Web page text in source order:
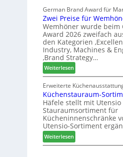
t
Z
u
k
u
n
f
t
s
t
F
ü
h
r
u
n
g
a
n
v
e
d
i
u
n
d
H
u
b
t
e
x
s
t
e
German Brand Award für
Zwei Preise für
Wemhöner wurde beim
Award 2026 zweifach
den Kategorien
Industry, Machines &
‚Brand Strategy…
Weiterlesen:
Z
w
e
i
P
r
e
i
s
Erweiterte
Küchenstauraum-
Häfele stellt mit Utensio
Stauraumsortiment für
Kücheninnenschränke
Utensio-Sortiment
Weiterlesen:
K